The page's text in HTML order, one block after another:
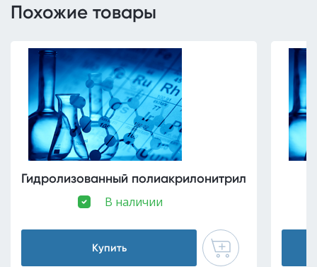
Похожие товары
Гидролизованный полиакрилонитрил
В наличии
Купить